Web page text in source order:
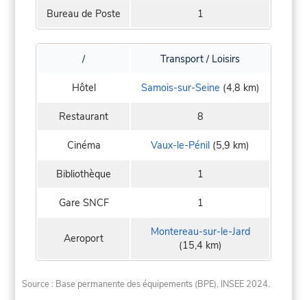
Bureau de Poste 1
/ Transport / Loisirs
Hôtel Samois-sur-Seine (4,8 km)
Restaurant 8
Cinéma Vaux-le-Pénil (5,9 km)
Bibliothèque 1
Gare SNCF 1
Aeroport
Montereau-sur-le-Jard
(15,4 km)
Source : Base permanente des équipements (BPE), INSEE 2024.